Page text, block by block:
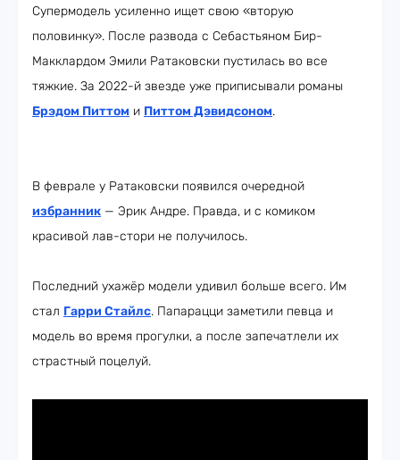
Супермодель усиленно ищет свою «вторую
половинку». После развода с Себастьяном Бир-
Макклардом Эмили Ратаковски пустилась во все
тяжкие. За 2022-й звезде уже приписывали романы
Брэдом Питтом и Питтом Дэвидсоном.
В феврале у Ратаковски появился очередной
избранник — Эрик Андре. Правда, и с комиком
красивой лав-стори не получилось.
Последний ухажёр модели удивил больше всего. Им
стал Гарри Стайлс. Папарацци заметили певца и
модель во время прогулки, а после запечатлели их
страстный поцелуй.